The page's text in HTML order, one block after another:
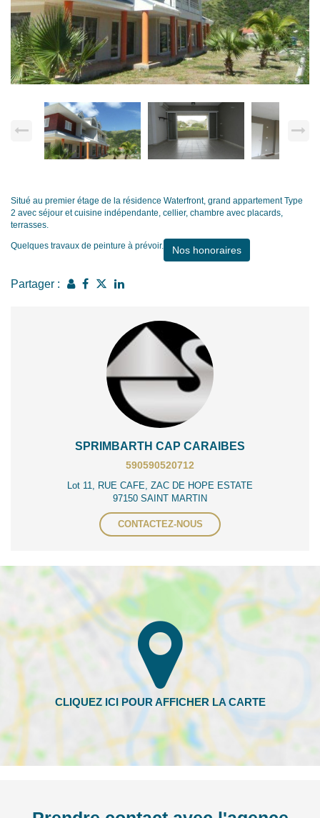
Situé au premier étage de la résidence Waterfront, grand appartement Type
2 avec séjour et cuisine indépendante, cellier, chambre avec placards,
terrasses.
Quelques travaux de peinture à prévoir. Nos honoraires
Partager :
SPRIMBARTH CAP CARAIBES
590590520712
Lot 11, RUE CAFE, ZAC DE HOPE ESTATE
97150 SAINT MARTIN
CONTACTEZ-NOUS